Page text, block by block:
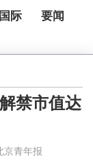
国际
要闻
禁市值达
京青年报